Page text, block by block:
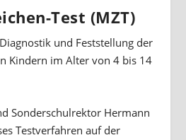
Test (MZT)
und Feststellung der
Kindern im Alter von 4 bis 14
Sonderschulrektor Hermann
Testverfahren auf der